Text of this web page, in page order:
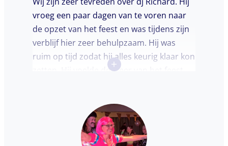
vroeg een paar dagen van te voren naar
de opzet van het feest en was tijdens zijn
verblijf hier zeer behulpzaam. Hij was
ruim op tijd zodat hij alles keurig klaar kon
zetten. Hij voelde de sfeer van het feest
doorpraatte. Het was heel leuk dat er
goed is gedanst!
+